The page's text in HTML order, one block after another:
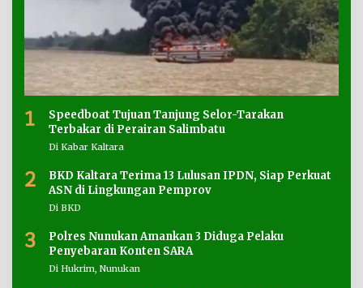
1
Speedboat Tujuan Tanjung Selor-Tarakan
Terbakar di Perairan Salimbatu
Di Kabar Kaltara
2
BKD Kaltara Terima 13 Lulusan IPDN, Siap Perkuat
ASN di Lingkungan Pemprov
Di BKD
3
Polres Nunukan Amankan 3 Diduga Pelaku
Penyebaran Konten SARA
Di Hukrim, Nunukan